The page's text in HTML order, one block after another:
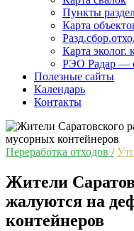
Пункты
Карта
Карта эколог.
РЭО Радар —
Полезные сайты
Календарь
Контакты
Переработка отходов /
Жители
жалуются на
контейнеров